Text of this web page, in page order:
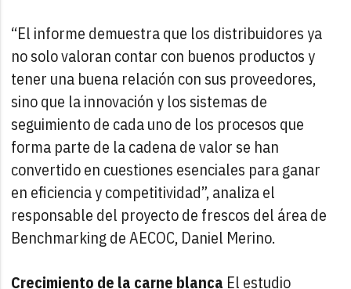
“El informe demuestra que los distribuidores ya
no solo valoran contar con buenos productos y
tener una buena relación con sus proveedores,
sino que la innovación y los sistemas de
seguimiento de cada uno de los procesos que
forma parte de la cadena de valor se han
convertido en cuestiones esenciales para ganar
en eficiencia y competitividad”, analiza el
responsable del proyecto de frescos del área de
Benchmarking de AECOC, Daniel Merino.
Crecimiento de la carne blanca El estudio